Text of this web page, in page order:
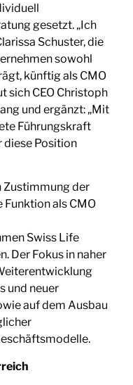
gesetzt. „Ich
Schuster, die
sowohl
künftig als CMO
sich CEO Christoph
und ergänzt: „Mit
Führungskraft
diese Position
Zustimmung der
Funktion als CMO
Swiss Life
Der Fokus in naher
und neuer
auf dem Ausbau